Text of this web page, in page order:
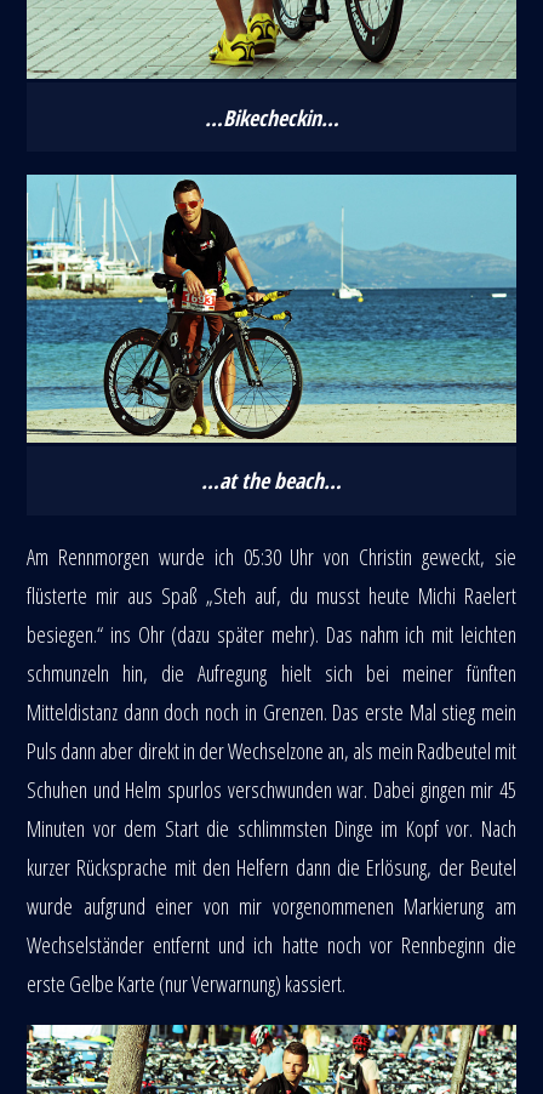
…Bikecheckin…
…at the beach…
Am Rennmorgen wurde ich 05:30 Uhr von Christin geweckt, sie
flüsterte mir aus Spaß „Steh auf, du musst heute Michi Raelert
besiegen.“ ins Ohr (dazu später mehr). Das nahm ich mit leichten
schmunzeln hin, die Aufregung hielt sich bei meiner fünften
Mitteldistanz dann doch noch in Grenzen. Das erste Mal stieg mein
Puls dann aber direkt in der Wechselzone an, als mein Radbeutel mit
Schuhen und Helm spurlos verschwunden war. Dabei gingen mir 45
Minuten vor dem Start die schlimmsten Dinge im Kopf vor. Nach
kurzer Rücksprache mit den Helfern dann die Erlösung, der Beutel
wurde aufgrund einer von mir vorgenommenen Markierung am
Wechselständer entfernt und ich hatte noch vor Rennbeginn die
erste Gelbe Karte (nur Verwarnung) kassiert.